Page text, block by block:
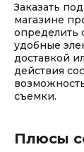
Заказать
магазине
определить
удобные
доставкой
действия
съемки.
Плюсы